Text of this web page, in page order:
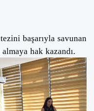
başarıyla savunan
hak kazandı.